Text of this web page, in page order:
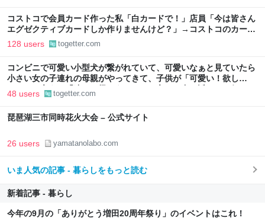
コストコで会員カード作った私「白カードで！」店員「今は皆さん
エグゼクティブカードしか作りませんけど？」→コストコのカード
勧誘はやたら圧が強いが、本当にお得なの？
128 users togetter.com
コンビニで可愛い小型犬が繋がれていて、可愛いなぁと見ていたら
小さい女の子連れの母親がやってきて、子供が「可愛い！欲し
い！」と言うと「連れて帰ろうか？」と言って犬に近づいて行った
48 users togetter.com
琵琶湖三市同時花火大会 – 公式サイト
26 users yamatanolabo.com
いま人気の記事 - 暮らしをもっと読む
新着記事 - 暮らし
今年の9月の「ありがとう増田20周年祭り」のイベントはこれ！